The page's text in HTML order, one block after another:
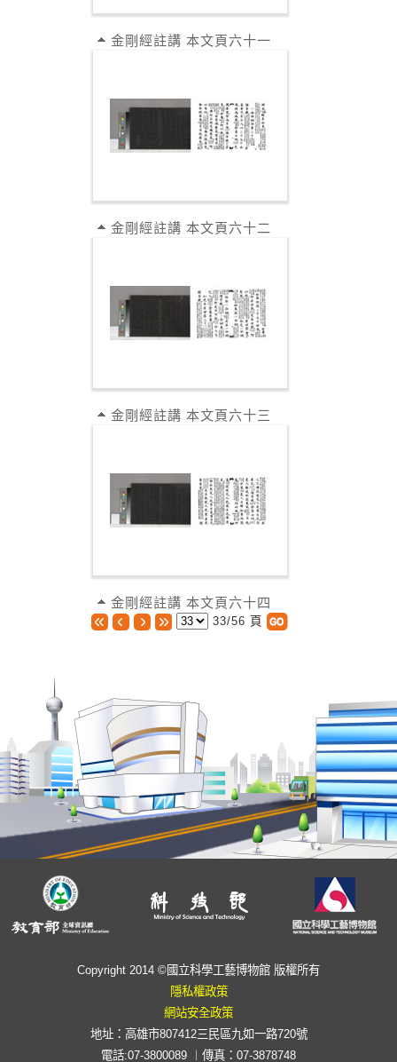
金剛經註講 本文頁六十一
金剛經註講 本文頁六十二
金剛經註講 本文頁六十三
金剛經註講 本文頁六十四
33/56 頁
Copyright 2014 ©國立科學工藝博物館 版權所有
隱私權政策
網站安全政策
地址：高雄市807412三民區九如一路720號
電話:07-3800089 ︱傳真：07-3878748